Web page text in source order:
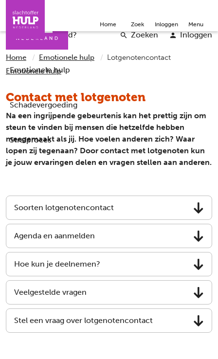
Iemand helpen Word vrijwilliger English
Wat is er gebeurd?
Emotionele hulp
Schadevergoeding
Strafproces
Zoeken Inloggen
Home Zoek Inloggen Menu
Home Emotionele hulp
Lotgenotencontact
Emotionele hulp
Contact met lotgenoten
Na een ingrijpende gebeurtenis kan het prettig zijn om
steun te vinden bij mensen die hetzelfde hebben
meegemaakt als jij. Hoe voelen anderen zich? Waar
lopen zij tegenaan? Door contact met lotgenoten kun
je jouw ervaringen delen en vragen stellen aan anderen.
Soorten lotgenotencontact
Agenda en aanmelden
Hoe kun je deelnemen?
Veelgestelde vragen
Stel een vraag over lotgenotencontact